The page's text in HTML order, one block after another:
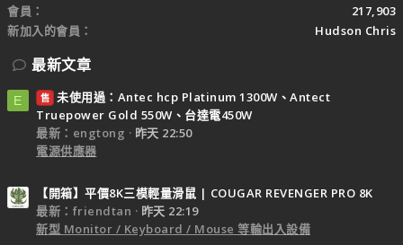
會員
217,903
新加入的會員
Hudson Chris
最新文章
E 售 未使用過：Antec hcp Platinum 1300W、Antect
Truepower Gold 550W、台達電450W
最新：engtong
昨天 22:50
電源供應器
【開箱】平價8K三模輕量滑鼠 | COUGAR REVENGER PRO 8K
最新：friendtan
昨天 22:19
新型 Monitor / Keyboard / Mouse 等輸出入設備